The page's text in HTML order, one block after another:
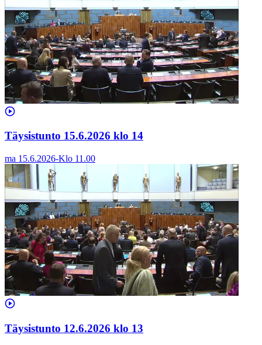
Täysistunto 15.6.2026 klo 14
ma 15.6.2026-Klo 11.00
Täysistunto 12.6.2026 klo 13